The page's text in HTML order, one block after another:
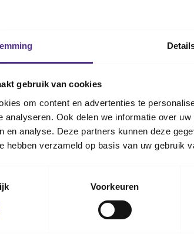
gebruik van cookies
om content en advertenties te
analyseren. Ook delen we informatie over
en analyse. Deze partners kunnen deze
hebben verzameld op basis van uw gebruik
Voorkeuren
slapen. De bedtijd is dan
tips om je kind
om te zorgen dat je puber echt
om te zorgen dat hij of zij niet te
er gezond eten in huis is.Lees
je kind aan om overdag te
maken. Dan duurt het langer
je kind een tot anderhalf uur